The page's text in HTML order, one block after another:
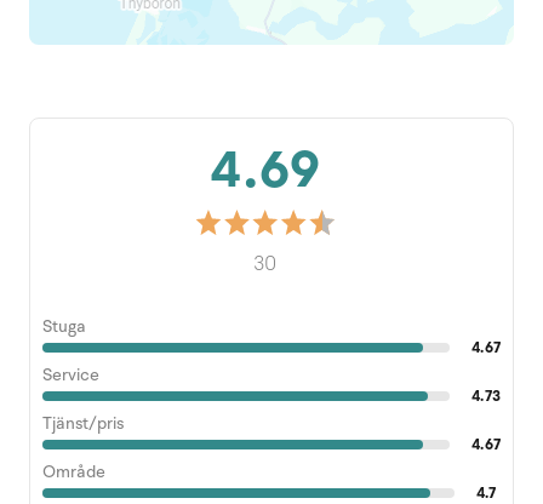
4.69
30
Stuga
4.67
Service
4.73
Tjänst/pris
4.67
Område
4.7